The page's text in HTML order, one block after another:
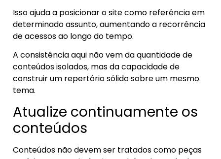
Isso ajuda a posicionar o site como referência em
determinado assunto, aumentando a recorrência
de acessos ao longo do tempo.
A consistência aqui não vem da quantidade de
conteúdos isolados, mas da capacidade de
construir um repertório sólido sobre um mesmo
tema.
Atualize continuamente os
conteúdos
Conteúdos não devem ser tratados como peças